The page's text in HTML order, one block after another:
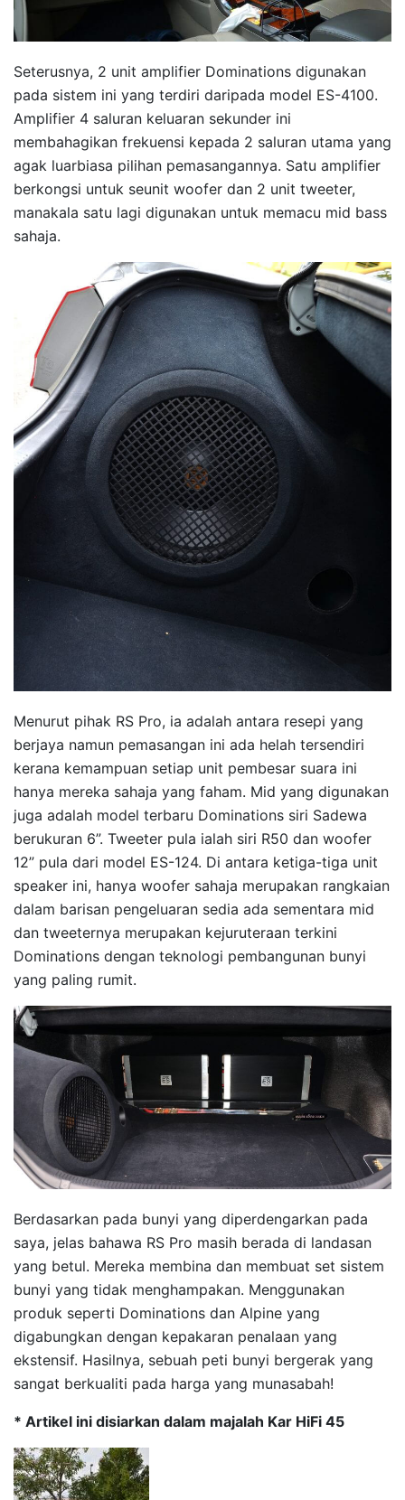
Seterusnya, 2 unit amplifier Dominations digunakan
pada sistem ini yang terdiri daripada model ES-4100.
Amplifier 4 saluran keluaran sekunder ini
membahagikan frekuensi kepada 2 saluran utama yang
agak luarbiasa pilihan pemasangannya. Satu amplifier
berkongsi untuk seunit woofer dan 2 unit tweeter,
manakala satu lagi digunakan untuk memacu mid bass
sahaja.
Menurut pihak RS Pro, ia adalah antara resepi yang
berjaya namun pemasangan ini ada helah tersendiri
kerana kemampuan setiap unit pembesar suara ini
hanya mereka sahaja yang faham. Mid yang digunakan
juga adalah model terbaru Dominations siri Sadewa
berukuran 6”. Tweeter pula ialah siri R50 dan woofer
12” pula dari model ES-124. Di antara ketiga-tiga unit
speaker ini, hanya woofer sahaja merupakan rangkaian
dalam barisan pengeluaran sedia ada sementara mid
dan tweeternya merupakan kejuruteraan terkini
Dominations dengan teknologi pembangunan bunyi
yang paling rumit.
Berdasarkan pada bunyi yang diperdengarkan pada
saya, jelas bahawa RS Pro masih berada di landasan
yang betul. Mereka membina dan membuat set sistem
bunyi yang tidak menghampakan. Menggunakan
produk seperti Dominations dan Alpine yang
digabungkan dengan kepakaran penalaan yang
ekstensif. Hasilnya, sebuah peti bunyi bergerak yang
sangat berkualiti pada harga yang munasabah!
* Artikel ini disiarkan dalam majalah Kar HiFi 45